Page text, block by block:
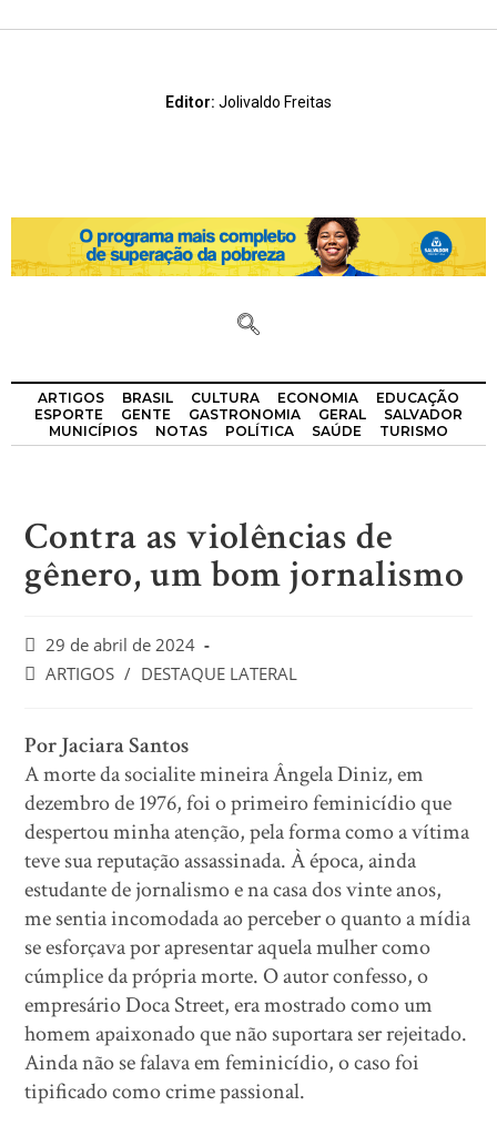
Editor: Jolivaldo Freitas
ARTIGOS BRASIL CULTURA ECONOMIA
EDUCAÇÃO
ESPORTE
GENTE GASTRONOMIA GERAL
SALVADOR
MUNICÍPIOS
NOTAS POLÍTICA SAÚDE TURISMO
Contra as violências de
gênero, um bom jornalismo
29 de abril de 2024
ARTIGOS / DESTAQUE LATERAL
Por Jaciara Santos
A morte da socialite mineira Ângela Diniz, em
dezembro de 1976, foi o primeiro feminicídio que
despertou minha atenção, pela forma como a vítima
teve sua reputação assassinada. À época, ainda
estudante de jornalismo e na casa dos vinte anos,
me sentia incomodada ao perceber o quanto a mídia
se esforçava por apresentar aquela mulher como
cúmplice da própria morte. O autor confesso, o
empresário Doca Street, era mostrado como um
homem apaixonado que não suportara ser rejeitado.
Ainda não se falava em feminicídio, o caso foi
tipificado como crime passional.